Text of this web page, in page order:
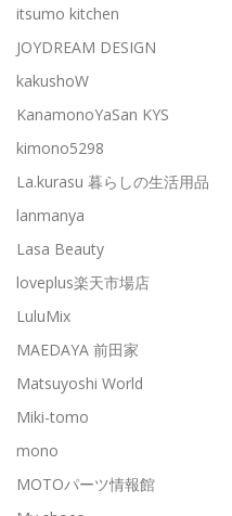
itsumo kitchen
JOYDREAM DESIGN
kakushoW
KanamonoYaSan KYS
kimono5298
La.kurasu 暮らしの生活用品
lanmanya
Lasa Beauty
loveplus楽天市場店
LuluMix
MAEDAYA 前田家
Matsuyoshi World
Miki-tomo
mono
MOTOパーツ情報館